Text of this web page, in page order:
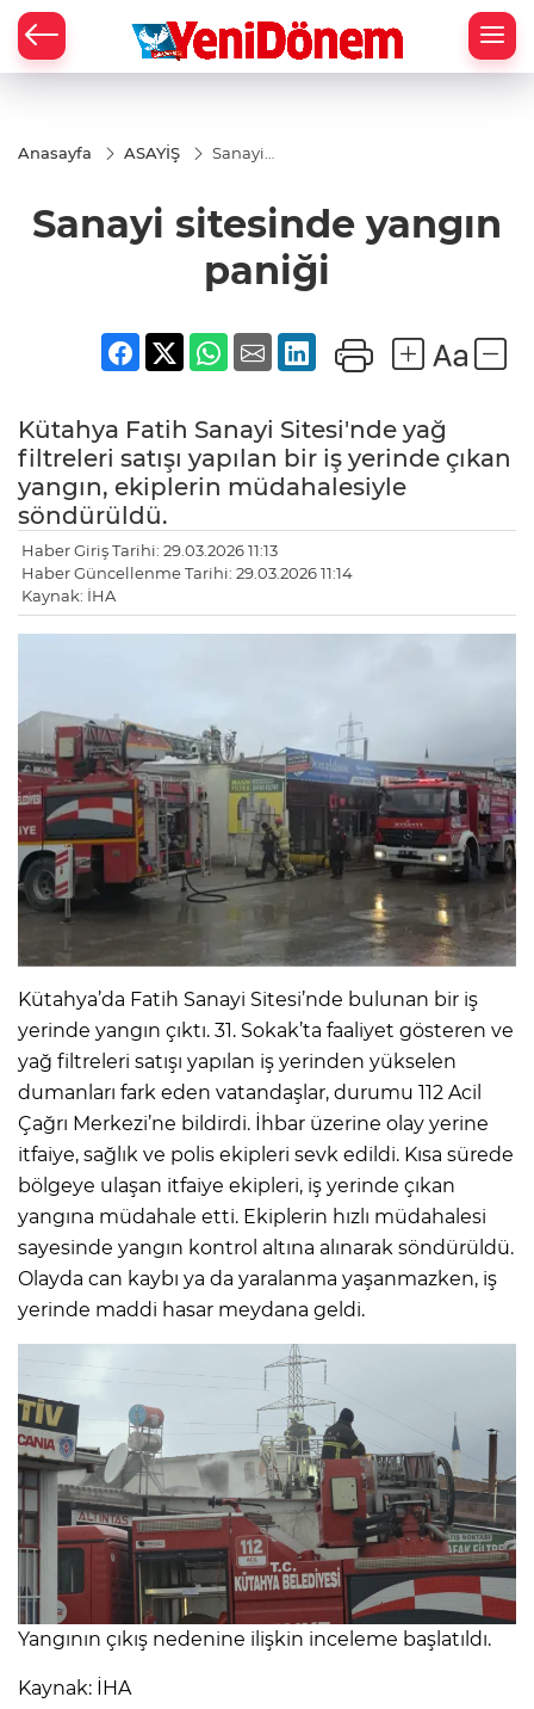
Anasayfa ASAYİŞ
Sanayi
paniği
Sanayi sitesinde yangın
paniği
Kütahya Fatih Sanayi Sitesi'nde yağ
filtreleri satışı yapılan bir iş yerinde çıkan
yangın, ekiplerin müdahalesiyle
söndürüldü.
Haber Giriş Tarihi: 29.03.2026 11:13
Haber Güncellenme Tarihi: 29.03.2026 11:14
Kaynak: İHA
Kütahya’da Fatih Sanayi Sitesi’nde bulunan bir iş
yerinde yangın çıktı. 31. Sokak’ta faaliyet gösteren ve
yağ filtreleri satışı yapılan iş yerinden yükselen
dumanları fark eden vatandaşlar, durumu 112 Acil
Çağrı Merkezi’ne bildirdi. İhbar üzerine olay yerine
itfaiye, sağlık ve polis ekipleri sevk edildi. Kısa sürede
bölgeye ulaşan itfaiye ekipleri, iş yerinde çıkan
yangına müdahale etti. Ekiplerin hızlı müdahalesi
sayesinde yangın kontrol altına alınarak söndürüldü.
Olayda can kaybı ya da yaralanma yaşanmazken, iş
yerinde maddi hasar meydana geldi.
Yangının çıkış nedenine ilişkin inceleme başlatıldı.
Kaynak: İHA